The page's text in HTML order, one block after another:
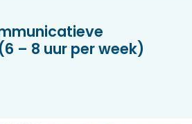
– 8 uur per week)